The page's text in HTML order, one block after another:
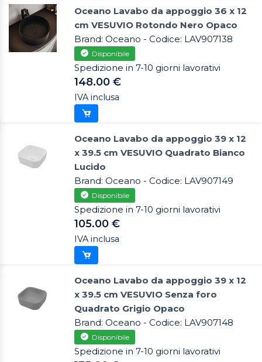
Oceano Lavabo da appoggio 36 x 12
cm VESUVIO Rotondo Nero Opaco
Brand: Oceano - Codice: LAV907138
Disponibile
Spedizione in 7-10 giorni lavorativi
148.00 €
IVA inclusa
Oceano Lavabo da appoggio 39 x 12
x 39.5 cm VESUVIO Quadrato Bianco
Lucido
Brand: Oceano - Codice: LAV907149
Disponibile
Spedizione in 7-10 giorni lavorativi
105.00 €
IVA inclusa
Oceano Lavabo da appoggio 39 x 12
x 39.5 cm VESUVIO Senza foro
Quadrato Grigio Opaco
Brand: Oceano - Codice: LAV907148
Disponibile
Spedizione in 7-10 giorni lavorativi